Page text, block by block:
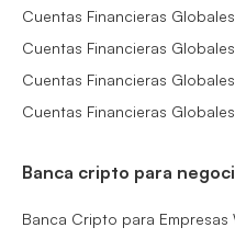
Cuentas Financieras
Cuentas Financieras
Cuentas Financieras
Cuentas Financieras
Banca cripto para
Banca Cripto para Empresas